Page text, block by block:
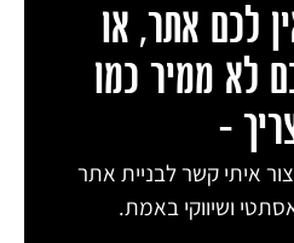
לכם אתר, או
לא ממיר כמו
–
איתי קשר לבניית אתר
ושיווקי באמת.